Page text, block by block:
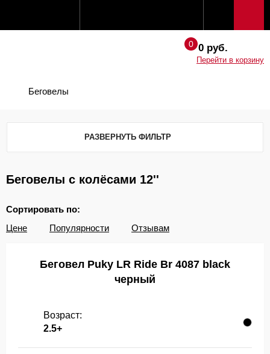
0 руб.
Перейти в корзину
Беговелы
РАЗВЕРНУТЬ ФИЛЬТР
Беговелы с колёсами 12''
Сортировать по:
Цене
Популярности Отзывам
Беговел Puky LR Ride Br 4087 black
черный
Возраст:
2.5+